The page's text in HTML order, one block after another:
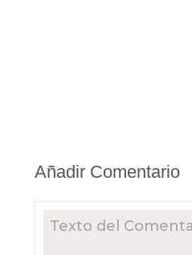
Añadir Comentario